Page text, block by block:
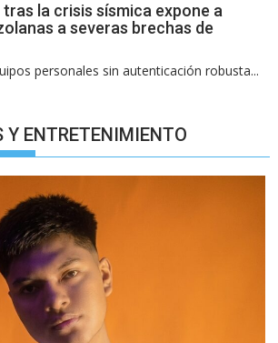
la crisis sísmica expone a
a severas brechas de
personales sin autenticación robusta...
Y ENTRETENIMIENTO